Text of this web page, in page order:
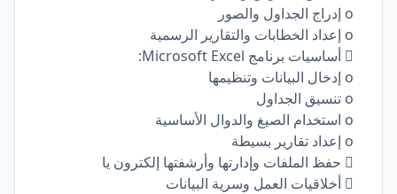
o إدراج الجداول والصور
o إعداد الخطابات والتقارير الرسمية
 أساسيات برنامج Microsoft Excel:
o إدخال البيانات وتنظيمها
o تنسيق الجداول
o استخدام الصيغ والدوال الأساسية
o إعداد تقارير بسيطة
 حفظ الملفات وإدارتها وأرشفتها إلكترون يا
 أخلاقيات العمل وسرية البيانات